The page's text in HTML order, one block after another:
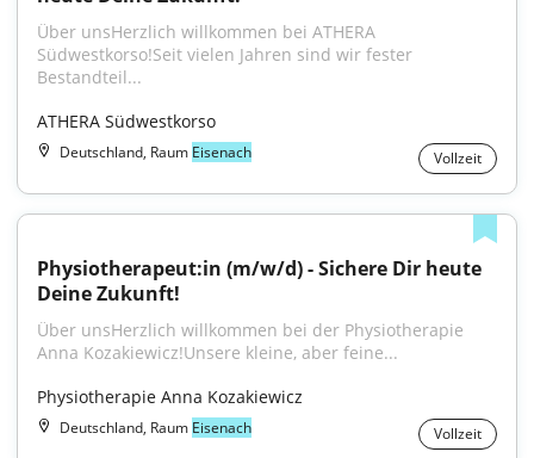
Über unsHerzlich willkommen bei ATHERA
Südwestkorso!Seit vielen Jahren sind wir fester
Bestandteil...
ATHERA Südwestkorso
Deutschland, Raum Eisenach Vollzeit
Physiotherapeut:in (m/w/d) - Sichere Dir heute
Deine Zukunft!
Über unsHerzlich willkommen bei der Physiotherapie
Anna Kozakiewicz!Unsere kleine, aber feine...
Physiotherapie Anna Kozakiewicz
Deutschland, Raum Eisenach Vollzeit